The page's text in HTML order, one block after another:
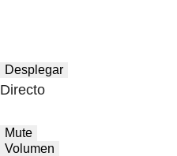
Desplegar
Directo
Mute
Volumen